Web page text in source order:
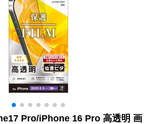
Pro/iPhone 16 Pro 高透明 画